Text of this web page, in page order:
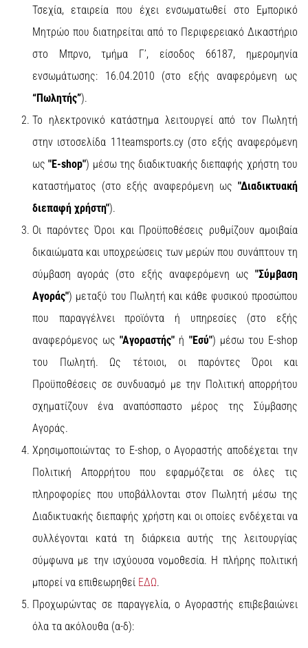
Τσεχία, εταιρεία που έχει ενσωματωθεί στο Εμπορικό
Μητρώο που διατηρείται από το Περιφερειακό Δικαστήριο
στο Μπρνο, τμήμα Γ’, είσοδος 66187, ημερομηνία
ενσωμάτωσης: 16.04.2010 (στο εξής αναφερόμενη ως
“Πωλητής”).
Το ηλεκτρονικό κατάστημα λειτουργεί από τον Πωλητή
στην ιστοσελίδα 11teamsports.cy (στο εξής αναφερόμενη
ως"E-shop") μέσω της διαδικτυακής διεπαφής χρήστη του
καταστήματος (στο εξής αναφερόμενη ως "Διαδικτυακή
διεπαφή χρήστη").
Οι παρόντες Όροι και Προϋποθέσεις ρυθμίζουν αμοιβαία
δικαιώματα και υποχρεώσεις των μερών που συνάπτουν τη
σύμβαση αγοράς (στο εξής αναφερόμενη ως "Σύμβαση
Αγοράς") μεταξύ του Πωλητή και κάθε φυσικού προσώπου
που παραγγέλνει προϊόντα ή υπηρεσίες (στο εξής
αναφερόμενος ως"Αγοραστής" ή "Εσύ") μέσω του E-shop
του Πωλητή. Ως τέτοιοι, οι παρόντες Όροι και
Προϋποθέσεις σε συνδυασμό με την Πολιτική απορρήτου
σχηματίζουν ένα αναπόσπαστο μέρος της Σύμβασης
Αγοράς.
Χρησιμοποιώντας το E-shop, ο Αγοραστής αποδέχεται την
Πολιτική Απορρήτου που εφαρμόζεται σε όλες τις
πληροφορίες που υποβάλλονται στον Πωλητή μέσω της
Διαδικτυακής διεπαφής χρήστη και οι οποίες ενδέχεται να
συλλέγονται κατά τη διάρκεια αυτής της λειτουργίας
σύμφωνα με την ισχύουσα νομοθεσία. Η πλήρης πολιτική
μπορεί να επιθεωρηθεί ΕΔΩ.
Προχωρώντας σε παραγγελία, ο Αγοραστής επιβεβαιώνει
όλα τα ακόλουθα (α-δ):